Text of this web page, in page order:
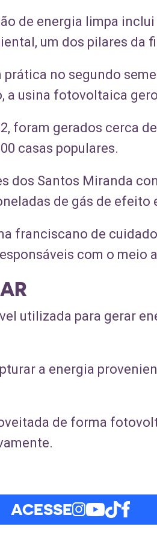
de energia limpa
um dos pilares da
no segundo
usina fotovoltaica
foram gerados cerca
casas populares.
dos Santos Miranda
de gás de efeito
franciscano de
com o meio
utilizada para gerar
a energia
de forma
ACESSE